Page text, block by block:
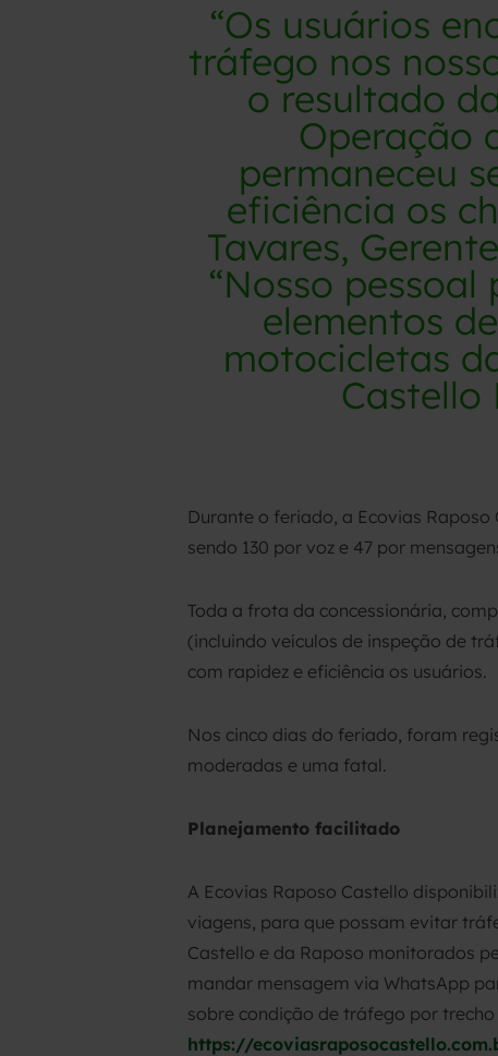
“Os usuários
tráfego nos
o resultado
Operação
permaneceu
eficiência os
Tavares,
“Nosso
elementos
motocicletas
Castello
Durante o feriado, a Ecovias
sendo 130 por voz e 47 por
Toda a frota da concessionária,
(incluindo veículos de inspeção de
com rapidez e eficiência os usuários.
Nos cinco dias do feriado, foram
moderadas e uma fatal.
Planejamento facilitado
A Ecovias Raposo Castello
viagens, para que possam evitar
Castello e da Raposo monitorados
mandar mensagem via WhatsApp
sobre condição de tráfego por
https://